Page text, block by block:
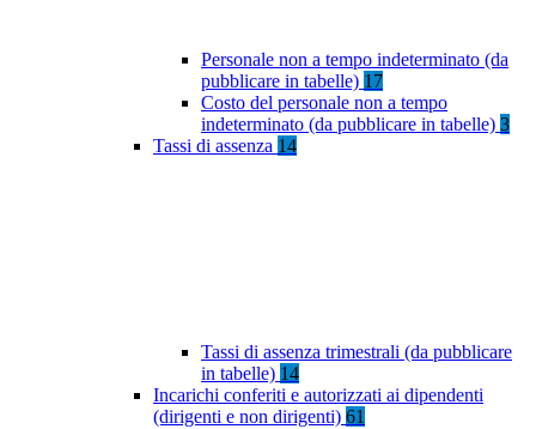
Personale non a tempo indeterminato (da
pubblicare in tabelle) 17
Costo del personale non a tempo
indeterminato (da pubblicare in tabelle) 3
Tassi di assenza 14
Tassi di assenza trimestrali (da pubblicare
in tabelle) 14
Incarichi conferiti e autorizzati ai dipendenti
(dirigenti e non dirigenti) 61